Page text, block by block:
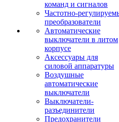
команд и сигналов
Частотно-
преобразователи
Автоматические
выключатели в литом
корпусе
Аксессуары для
силовой аппаратуры
Воздушные
автоматические
выключатели
Выключатели-
разъединители
Предохранители